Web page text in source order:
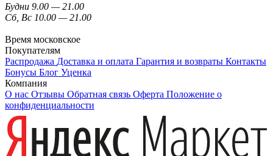
Будни 9.00 — 21.00
Сб, Вс 10.00 — 21.00
Время московское
Покупателям
Распродажа Доставка и оплата Гарантия и возвраты Контакты
Бонусы Блог Уценка
Компания
О нас Отзывы Обратная связь Оферта Положение о
конфиденциальности